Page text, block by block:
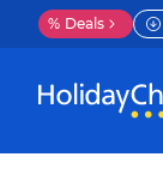
% Deals